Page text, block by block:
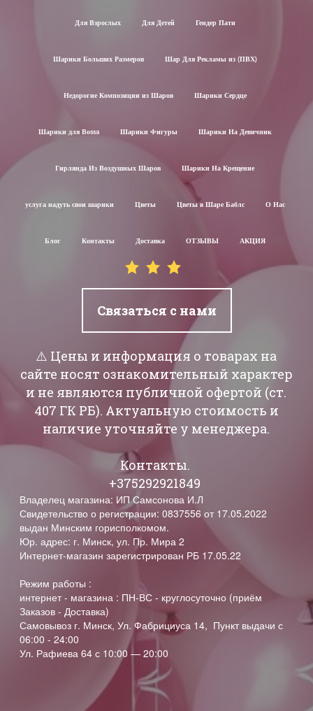
Для Взрослых Для Детей Гендер Пати
Шарики Больших Размеров Шар Для Рекламы из (ПВХ)
Недорогие Композиции из Шаров Шарики Сердце
Шарики для Воssa Шарики Фигуры Шарики На Девичник
Гирлянда Из Воздушных Шаров Шарики На Крещение
услуга надуть свои шарики Цветы Цветы в Шаре Баблс О Нас
Блог Контакты Доставка ОТЗЫВЫ АКЦИЯ
Связаться с нами
⚠️ Цены и информация о товарах на
сайте носят ознакомительный характер
и не являются публичной офертой (ст.
407 ГК РБ). Актуальную стоимость и
наличие уточняйте у менеджера.
Контакты.
+375292921849
Владелец магазина: ИП Самсонова И.Л
Свидетельство о регистрации: 0837556 от 17.05.2022
выдан Минским горисполкомом.
Юр. адрес: г. Минск, ул. Пр. Мира 2
Интернет-магазин зарегистрирован РБ 17.05.22
Режим работы :
интернет - магазина : ПН-ВС - круглосуточно (приём
Заказов - Доставка)
Самовывоз г. Минск, Ул. Фабрициуса 14, Пункт выдачи с
06:00 - 24:00
Ул. Рафиева 64 с 10:00 — 20:00